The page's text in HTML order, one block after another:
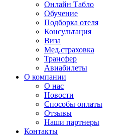
Онлайн Табло
Обучение
Подборка отеля
Консультация
Виза
Мед.страховка
Трансфер
Авиабилеты
О компании
О нас
Новости
Способы оплаты
Отзывы
Наши партнеры
Контакты